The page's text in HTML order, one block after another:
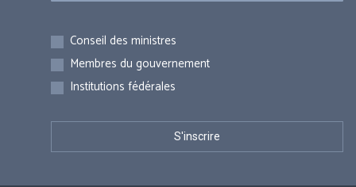
Inscriptions
Conseil des ministres
Membres du gouvernement
Institutions fédérales